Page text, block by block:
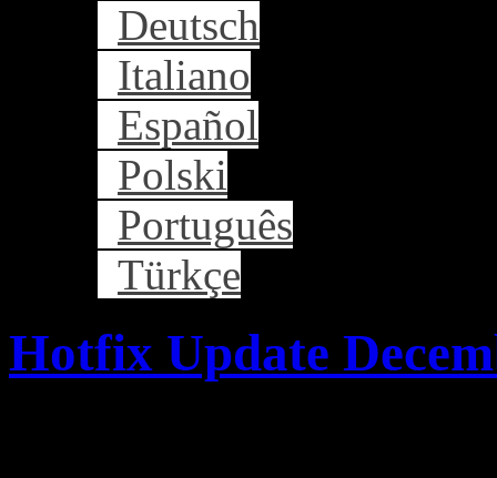
Deutsch
Italiano
Español
Polski
Português
Türkçe
Hotfix Update